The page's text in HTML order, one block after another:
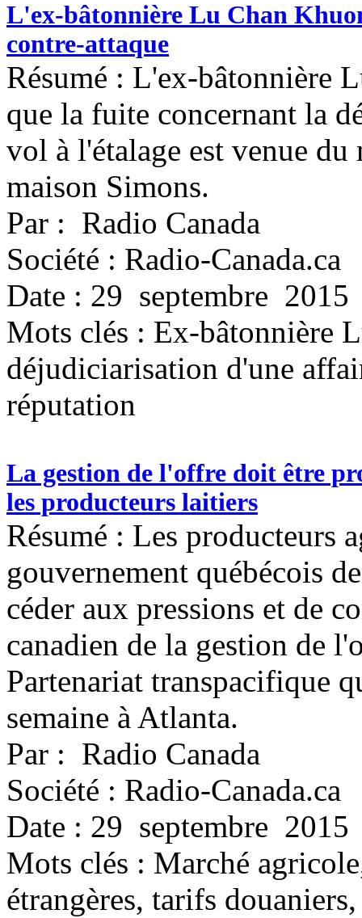
L'ex-bâtonnière Lu Chan
contre-attaque
Résumé : L'ex-bâtonnière
que la fuite concernant la
vol à l'étalage est venue
maison Simons.
Par : Radio Canada
Société : Radio-Canada.ca
Date : 29 septembre 2015
Mots clés : Ex-bâtonnière
déjudiciarisation d'une
réputation
La gestion de l'offre doit être
les producteurs laitiers
Résumé : Les producteurs
gouvernement québécois
céder aux pressions et de
canadien de la gestion de
Partenariat transpacifique
semaine à Atlanta.
Par : Radio Canada
Société : Radio-Canada.ca
Date : 29 septembre 2015
Mots clés : Marché
étrangères, tarifs douaniers,